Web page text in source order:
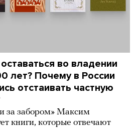
во владении
лет? Почему в России
отстаивать частную
за забором» Максим
книги, которые отвечают